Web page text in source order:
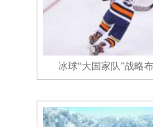
冰球“大国家队”战略